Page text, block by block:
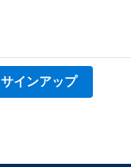
サインアップ